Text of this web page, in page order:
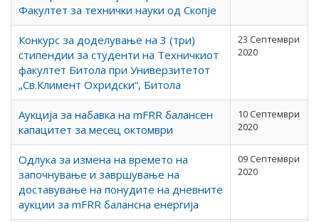
Факултет за технички науки од Скопје
Конкурс за доделување на 3 (три)
стипендии за студенти на Техничкиот
факултет Битола при Универзитетот
„Св.Климент Охридски“, Битола
23 Септември
2020
Аукција за набавка на mFRR балансен
капацитет за месец октомври
10 Септември
2020
Одлука за измена на времето на
започнување и завршување на
доставување на понудите на дневните
аукции за mFRR балансна енергија
09 Септември
2020